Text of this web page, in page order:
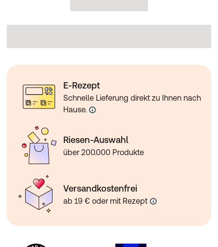
E-Rezept
Schnelle Lieferung direkt zu Ihnen nach
Hause.
Riesen-Auswahl
über 200.000 Produkte
Versandkostenfrei
ab 19 € oder mit Rezept